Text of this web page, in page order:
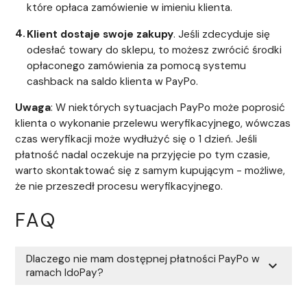
które opłaca zamówienie w imieniu klienta.
Klient dostaje swoje zakupy. Jeśli zdecyduje się
odesłać towary do sklepu, to możesz zwrócić środki
opłaconego zamówienia za pomocą systemu
cashback na saldo klienta w PayPo.
Uwaga: W niektórych sytuacjach PayPo może poprosić
klienta o wykonanie przelewu weryfikacyjnego, wówczas
czas weryfikacji może wydłużyć się o 1 dzień. Jeśli
płatność nadal oczekuje na przyjęcie po tym czasie,
warto skontaktować się z samym kupującym - możliwe,
że nie przeszedł procesu weryfikacyjnego.
FAQ
Dlaczego nie mam dostępnej płatności PayPo w
ramach IdoPay?
expand_more